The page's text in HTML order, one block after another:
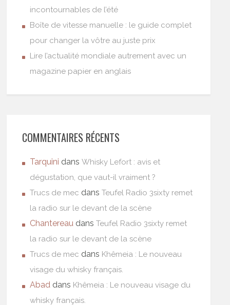
incontournables de l’été
Boîte de vitesse manuelle : le guide complet
pour changer la vôtre au juste prix
Lire l’actualité mondiale autrement avec un
magazine papier en anglais
COMMENTAIRES RÉCENTS
Tarquini dansWhisky Lefort : avis et
dégustation, que vaut-il vraiment ?
Trucs de mec dansTeufel Radio 3sixty remet
la radio sur le devant de la scène
Chantereau dansTeufel Radio 3sixty remet
la radio sur le devant de la scène
Trucs de mec dans Khêmeia : Le nouveau
visage du whisky français.
Abad dans Khêmeia : Le nouveau visage du
whisky français.